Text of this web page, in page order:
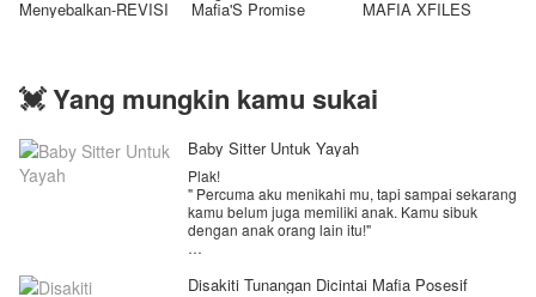
Menyebalkan-REVISI Mafia'S Promise MAFIA XFILES
💓 Yang mungkin kamu sukai
Baby Sitter Untuk Yayah
Plak!
" Percuma aku menikahi mu, tapi sampai sekarang
kamu belum juga memiliki anak. Kamu sibuk
dengan anak orang lain itu!"
sitter. Memang mengurus anak orang lain adalah
Disakiti Tunangan Dicintai Mafia Posesif